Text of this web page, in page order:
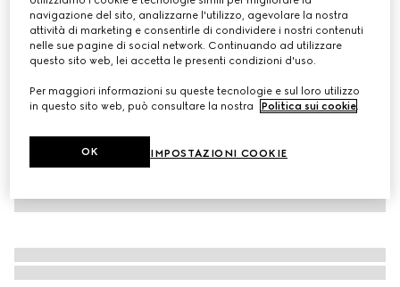
Variantetartarugato marrone medio
navigazione del sito, analizzarne l'utilizzo, agevolare la nostra
attività di marketing e consentirle di condividere i nostri contenuti
nelle sue pagine di social network. Continuando ad utilizzare
questo sito web, lei accetta le presenti condizioni d'uso.
Per maggiori informazioni su queste tecnologie e sul loro utilizzo
in questo sito web, può consultare la nostra
Politica sui cookie.
IMPOSTAZIONI COOKIE
OK